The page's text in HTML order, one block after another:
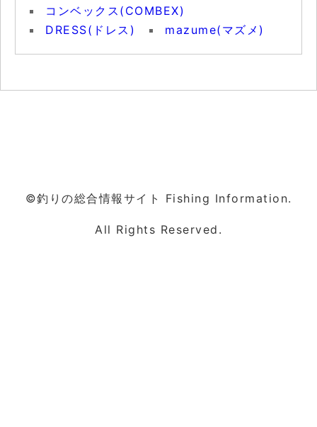
コンベックス(COMBEX)
DRESS(ドレス)
mazume(マズメ)
©釣りの総合情報サイト Fishing Information.
All Rights Reserved.